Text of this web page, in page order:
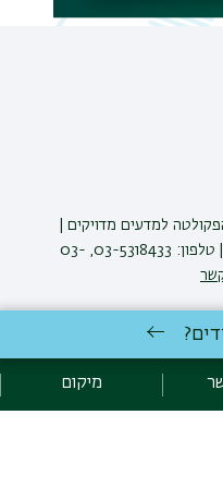
למדעים מדויקים |
אוניברסיטת בר אילן רמת גן 5290002 | טלפון: 03-5318433, 03-
מיקום